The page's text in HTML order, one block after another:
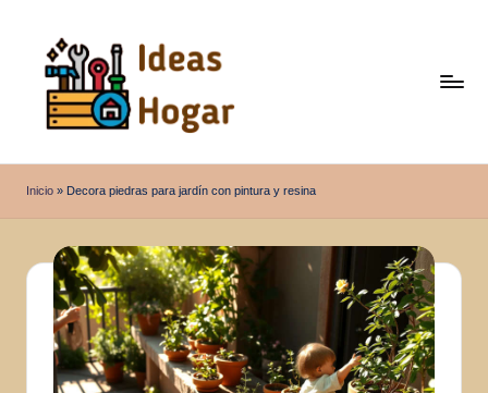
contenido
d
e
a
H
Inicio » Decora piedras para jardín con pintura y resina